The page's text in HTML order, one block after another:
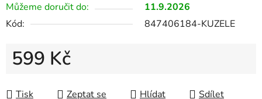
Můžeme doručit do:
11.9.2026
Kód:
847406184-KUZELE
599 Kč
Tisk
Zeptat se Hlídat Sdílet